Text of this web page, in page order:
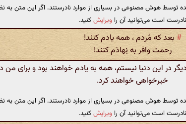
توسط هوش مصنوعی در بسیاری از موارد نادرستند. اگر این متن به
نادرست است می‌توانید آن را ویرایشکنید.
# بعد که مُردم ، همه یادم کنند!
رحمت وافر به نِهادَم کنند!
در این دنیا نیستم، همه به یادم خواهند بود و برای من
خیرخواهی خواهند کرد.
توسط هوش مصنوعی در بسیاری از موارد نادرستند. اگر این متن به
نادرست است می‌توانید آن را ویرایشکنید.